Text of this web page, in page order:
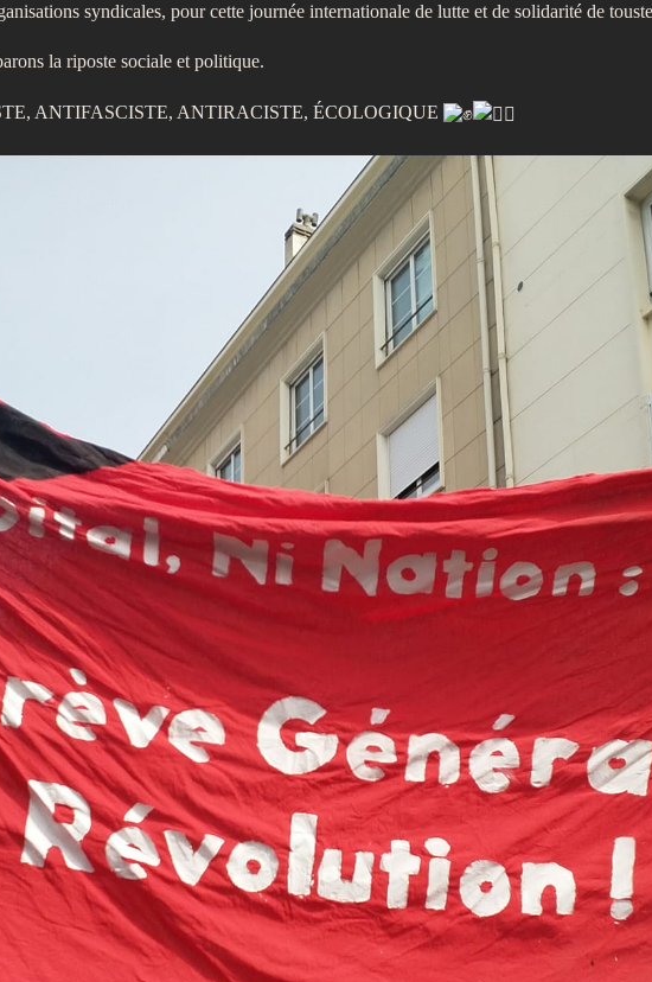
syndicales, pour cette journée internationale de lutte et de solidarité de
la riposte sociale et politique.
ANTIFASCISTE, ANTIRACISTE, ÉCOLOGIQUE